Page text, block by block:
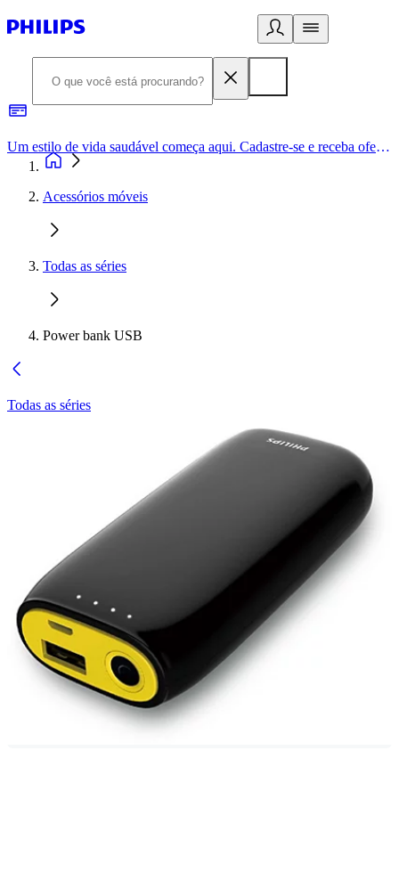
Um estilo de vida saudável começa aqui. Cadastre-se e receba ofertas exclusivas.
Acessórios móveis
Todas as séries
Power bank USB
Todas as séries